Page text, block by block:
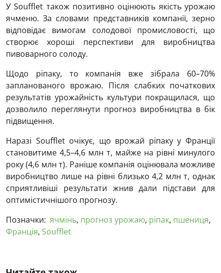
У Soufflet також позитивно оцінюють якість урожаю
ячменю. За словами представників компанії, зерно
відповідає вимогам солодової промисловості, що
створює хороші перспективи для виробництва
пивоварного солоду.
Щодо ріпаку, то компанія вже зібрала 60–70%
запланованого врожаю. Після слабких початкових
результатів урожайність культури покращилася, що
дозволило переглянути прогноз виробництва в бік
підвищення.
Наразі Soufflet очікує, що врожай ріпаку у Франції
становитиме 4,5–4,6 млн т, майже на рівні минулого
року (4,6 млн т). Раніше компанія оцінювала можливе
виробництво лише на рівні близько 4,2 млн т, однак
сприятливіші результати жнив дали підстави для
оптимістичнішого прогнозу.
Позначки: ячмінь, прогноз урожаю, ріпак, пшениця,
Франція, Soufflet